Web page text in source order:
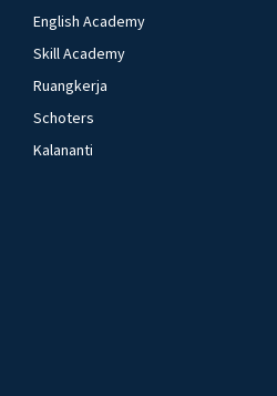
English Academy
Skill Academy
Ruangkerja
Schoters
Kalananti